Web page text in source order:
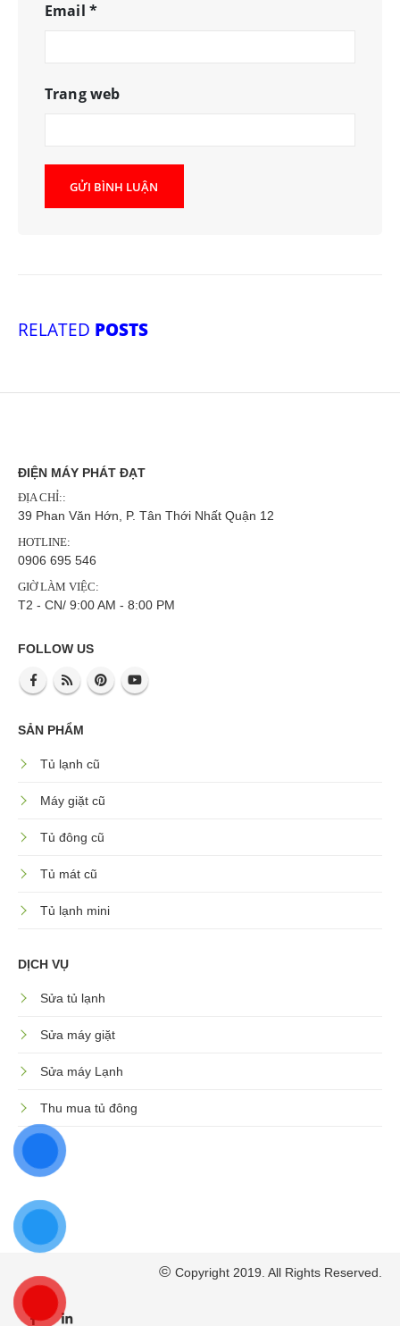
Email *
Trang web
RELATED POSTS
ĐIỆN MÁY PHÁT ĐẠT
ĐỊA CHỈ::
39 Phan Văn Hớn, P. Tân Thới Nhất Quận 12
HOTLINE:
0906 695 546
GIỜ LÀM VIỆC:
T2 - CN/ 9:00 AM - 8:00 PM
FOLLOW US
SẢN PHẨM
Tủ lạnh cũ
Máy giặt cũ
Tủ đông cũ
Tủ mát cũ
Tủ lạnh mini
DỊCH VỤ
Sửa tủ lạnh
Sửa máy giặt
Sửa máy Lạnh
Thu mua tủ đông
© Copyright 2019. All Rights Reserved.